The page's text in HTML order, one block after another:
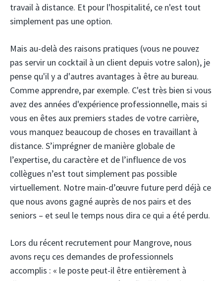
travail à distance. Et pour l'hospitalité, ce n'est tout
simplement pas une option.
Mais au-delà des raisons pratiques (vous ne pouvez
pas servir un cocktail à un client depuis votre salon), je
pense qu'il y a d'autres avantages à être au bureau.
Comme apprendre, par exemple. C'est très bien si vous
avez des années d'expérience professionnelle, mais si
vous en êtes aux premiers stades de votre carrière,
vous manquez beaucoup de choses en travaillant à
distance. S’imprégner de manière globale de
l’expertise, du caractère et de l’influence de vos
collègues n’est tout simplement pas possible
virtuellement. Notre main-d’œuvre future perd déjà ce
que nous avons gagné auprès de nos pairs et des
seniors – et seul le temps nous dira ce qui a été perdu.
Lors du récent recrutement pour Mangrove, nous
avons reçu ces demandes de professionnels
accomplis : « le poste peut-il être entièrement à